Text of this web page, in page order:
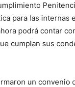
para las internas
podrá contar
cumplan sus
un convenio